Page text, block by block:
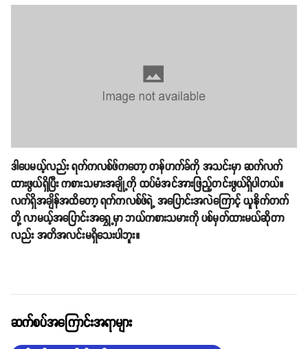
ကြီးမားတဲ့ ပြုပြင်ပြောင်းလဲမှုတွေ ပြုလုပ်မယ်လို့ သတင်းထွက်နေပါတယ်။ ဒါ့
အပြင် နည်းပြတန်ဟက်ခ်အပါအဝင် အသင်းမှာရှိတဲ့ ကစားသမား (၁၀)
ယောက်လောက်အထိကို ရှင်းထုတ်သွားဖွယ်ရှိပါတယ်။
ဒါပေမယ့်လည်း ရက်ကလစ်ဖ်ကတော့ တန်ဟက်ခ်ကို အသင်းမှာ ဆက်လက်
ထားဖွယ်ရှိပြီး ကစားသမားအချို့ကို ထပ်မံအင်အားဖြည့်တင်းဖွယ်ရှိပါတယ်။